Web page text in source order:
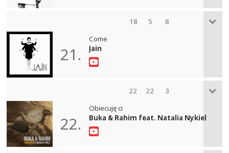
18 5 8
21.
Come
Jain
22 22 3
22.
Obiecuję ci
Buka & Rahim feat. Natalia Nykiel